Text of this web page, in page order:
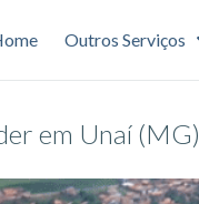
Outros Serviços
em Unaí (MG)